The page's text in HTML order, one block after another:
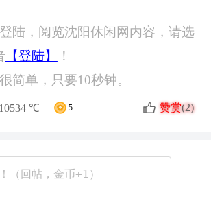
陆，阅览沈阳休闲网内容，请选
【登陆】
！
简单，只要10秒钟。
10534 ℃ 5 赞赏(2)